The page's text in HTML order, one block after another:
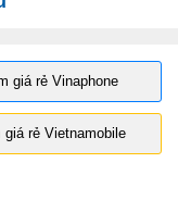
giá rẻ Vinaphone
giá rẻ Vietnamobile